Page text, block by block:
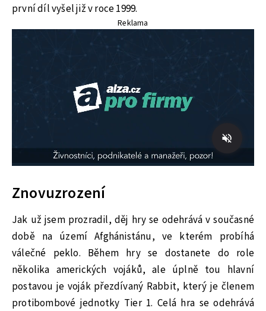
první díl vyšel již v roce 1999.
Reklama
Znovuzrození
Jak už jsem prozradil, děj hry se odehrává v současné
době na území Afghánistánu, ve kterém probíhá
válečné peklo. Během hry se dostanete do role
několika amerických vojáků, ale úplně tou hlavní
postavou je voják přezdívaný Rabbit, který je členem
protibombové jednotky Tier 1. Celá hra se odehrává